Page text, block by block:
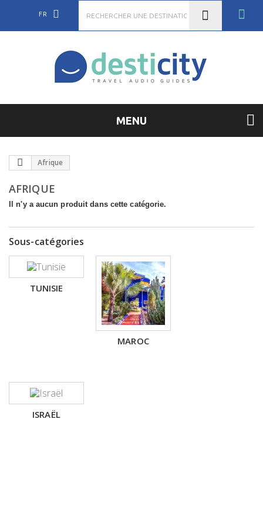
FR
MENU
Afrique
AFRIQUE
Il n'y a aucun produit dans cette catégorie.
Sous-catégories
TUNISIE
MAROC
ISRAËL